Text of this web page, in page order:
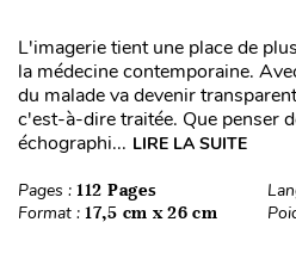
L'imagerie tient une place de
la médecine contemporaine.
du malade va devenir
c'est-à-dire traitée. Que penser
échographi... LIRE LA SUITE
Pages : 112 Pages
Format : 17,5 cm x 26 cm